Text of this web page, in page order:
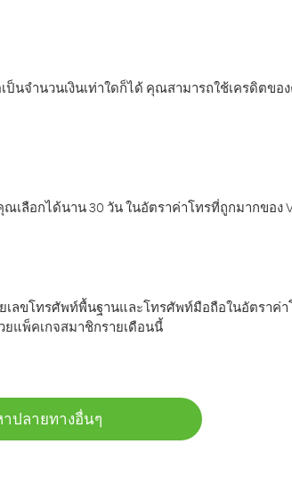
นจำนวนเงินเท่าใดก็ได้ คุณสามารถใช้เครดิตขอ
เลือกได้นาน 30 วัน ในอัตราค่าโทรที่ถูกมากของ
ลขโทรศัพท์พื้นฐานและโทรศัพท์มือถือในอัตราค่
แพ็คเกจสมาชิกรายเดือนนี้
ปลายทางอื่นๆ